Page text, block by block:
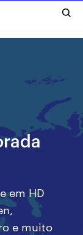
em HD
e muito